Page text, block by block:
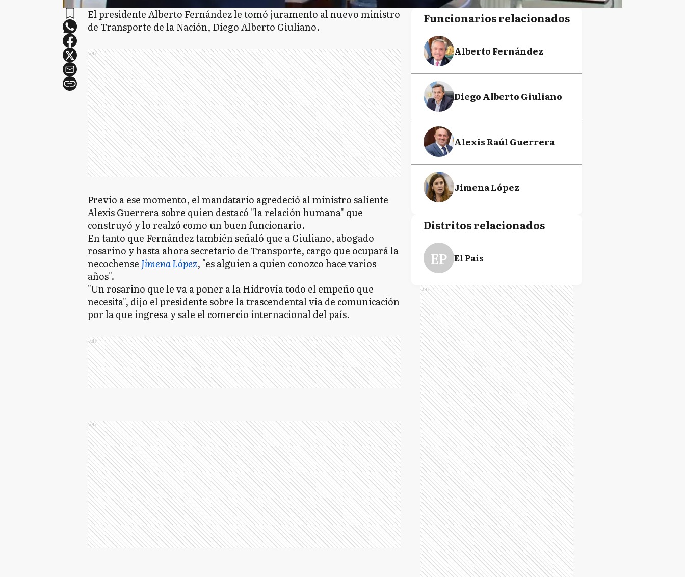
El presidente Alberto Fernández le tomó juramento al nuevo ministro
de Transporte de la Nación, Diego Alberto Giuliano.
Ads
Previo a ese momento, el mandatario agredeció al ministro saliente
Alexis Guerrera sobre quien destacó "la relación humana" que
construyó y lo realzó como un buen funcionario.
En tanto que Fernández también señaló que a Giuliano, abogado
rosarino y hasta ahora secretario de Transporte, cargo que ocupará la
necochense Jimena López, "es alguien a quien conozco hace varios
años".
"Un rosarino que le va a poner a la Hidrovía todo el empeño que
necesita", dijo el presidente sobre la trascendental vía de comunicación
por la que ingresa y sale el comercio internacional del país.
Ads
Ads
Funcionarios relacionados
Alberto Fernández
Diego Alberto Giuliano
Alexis Raúl Guerrera
Jimena López
Distritos relacionados
EP El País
Ads